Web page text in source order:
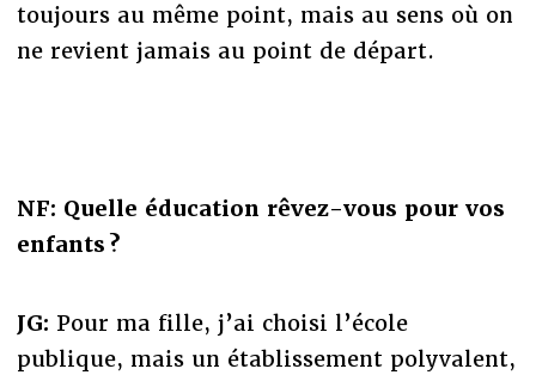
toujours au même point, mais au sens où on
ne revient jamais au point de départ.
NF: Quelle éducation rêvez-vous pour vos
enfants ?
JG: Pour ma fille, j’ai choisi l’école
publique, mais un établissement polyvalent,